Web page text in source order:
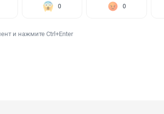
0 0
и нажмите Ctrl+Enter